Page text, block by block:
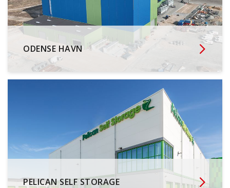
ODENSE HAVN
PELICAN SELF STORAGE